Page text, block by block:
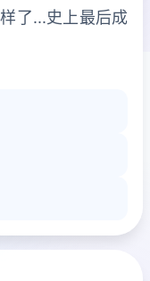
了...史上最后成